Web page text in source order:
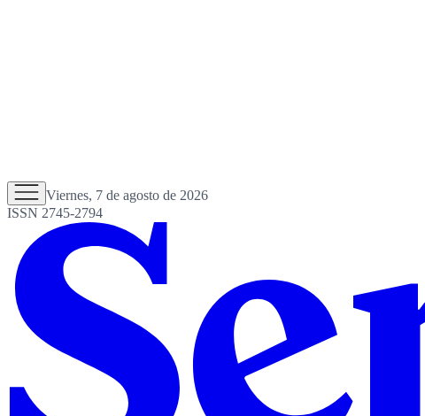
Viernes, 7 de agosto de 2026
ISSN 2745-2794